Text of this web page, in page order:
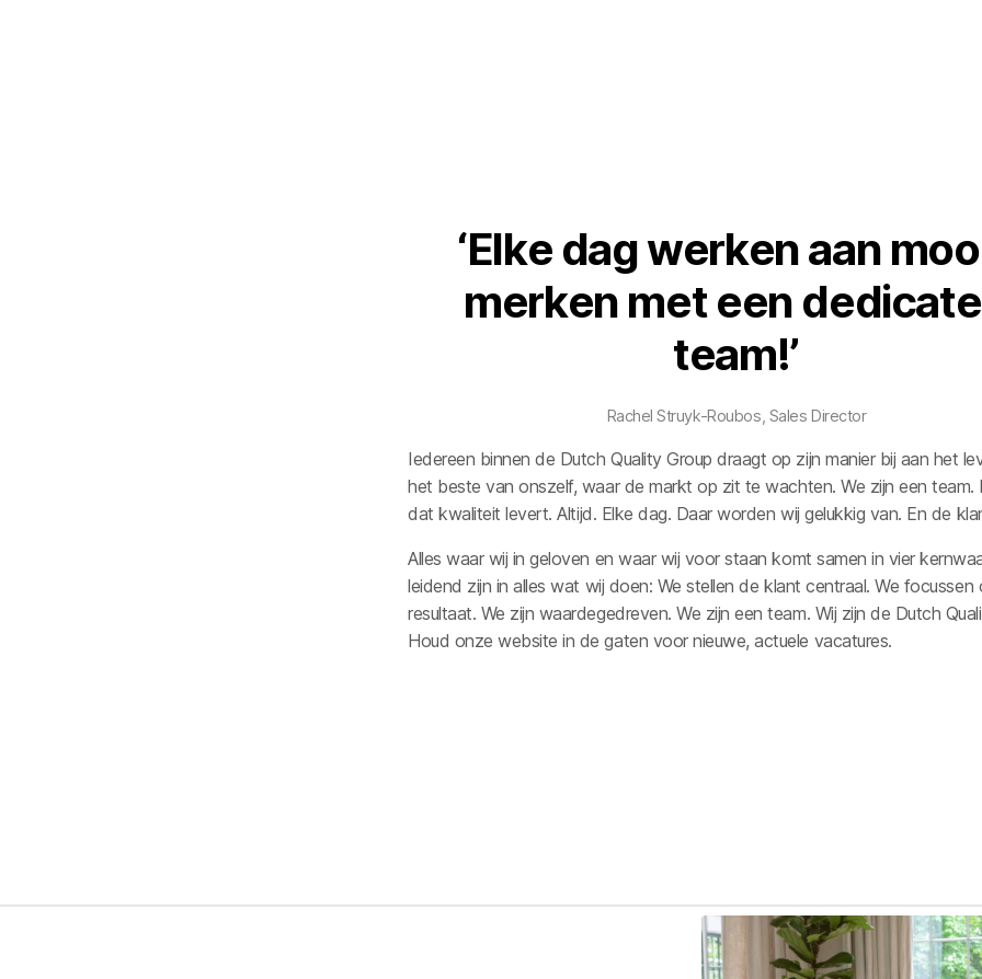
‘Elke dagwerkenaan moo
merken meteen dedicate
team!’
Rachel Struyk-Roubos Sales Director
Iedereen binnen de Dutch Quality Group draagt op zijn manier bij aan het
het beste van onszelf, waar de markt op zit te wachten. We zijn een team.
dat kwaliteit levert. Altijd. Elke dag. Daar worden wij gelukkig van. En de
Alles waar wij in geloven en waar wij voor staan komt samen in vier
leidend zijn in alles wat wij doen: We stellen de klant centraal. We focussen
resultaat. We zijn waardegedreven. We zijn een team. Wij zijn de Dutch
Houd onze website in de gaten voor nieuwe, actuele vacatures.